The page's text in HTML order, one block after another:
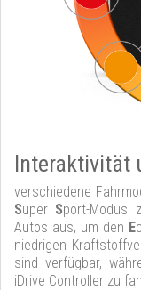
Interaktivität
verschiedene
Super Sport-Modus
Autos aus, um den E
niedrigen
sind verfügbar,
iDrive Controller zu